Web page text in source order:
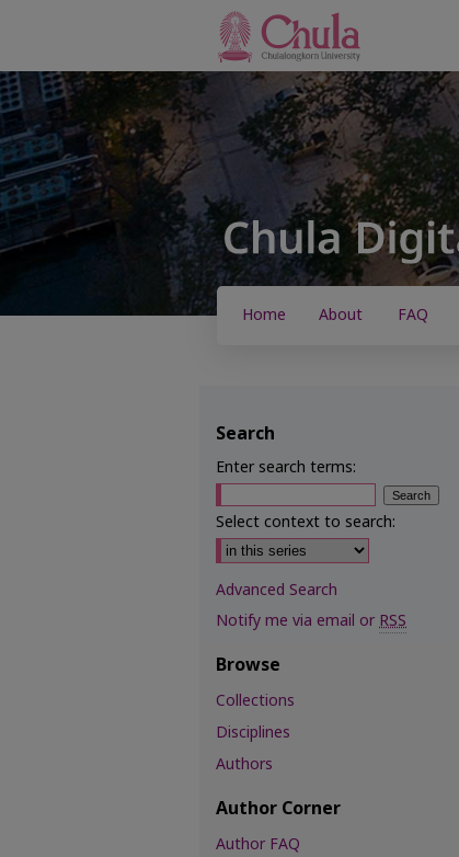
Home About FAQ
Search
Enter search terms:
Select context to search:
Advanced Search
Notify me via email orRSS
Browse
Collections
Disciplines
Authors
Author Corner
Author FAQ